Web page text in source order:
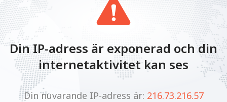
Din IP-adress är exponerad och din
internetaktivitet kan ses
Din nuvarande IP-adress är: 216.73.216.57